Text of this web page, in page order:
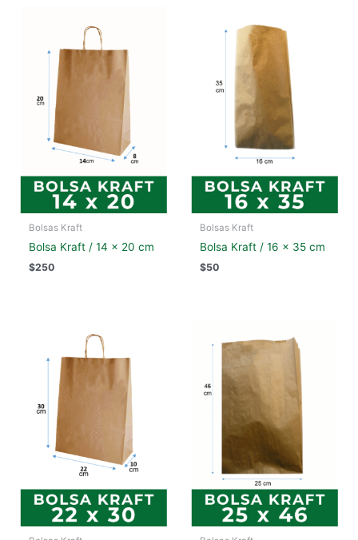
Bolsas Kraft
Bolsa Kraft / 14 x 20 cm
$250
Bolsas Kraft
Bolsa Kraft / 16 x 35 cm
$50